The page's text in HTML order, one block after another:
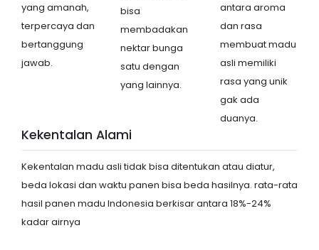
yang amanah,
terpercaya dan
bertanggung
jawab.
bisa
membadakan
nektar bunga
satu dengan
yang lainnya.
antara aroma
dan rasa
membuat madu
asli memiliki
rasa yang unik
gak ada
duanya.
Kekentalan Alami
Kekentalan madu asli tidak bisa ditentukan atau diatur,
beda lokasi dan waktu panen bisa beda hasilnya. rata-rata
hasil panen madu Indonesia berkisar antara 18%-24%
kadar airnya